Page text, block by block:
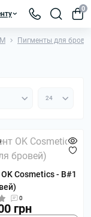
0
Пигменты для
Cosmetics - B#1
0
грн